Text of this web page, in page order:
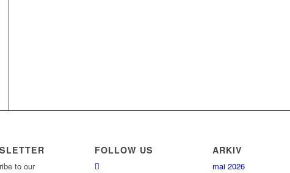
to our
FOLLOW US ARKIV
mai 2026